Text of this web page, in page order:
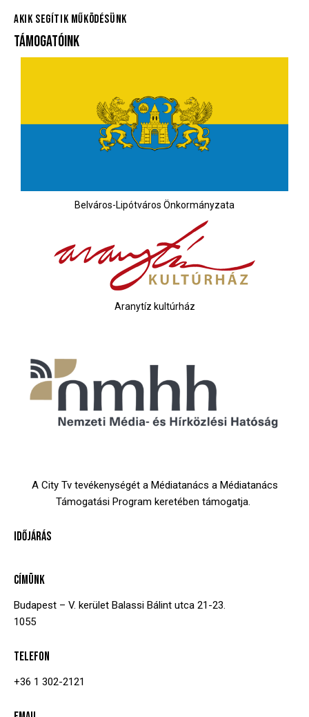
AKIK SEGÍTIK MŰKÖDÉSÜNK
TÁMOGATÓINK
Belváros-Lipótváros Önkormányzata
Aranytíz kultúrház
A City Tv tevékenységét a Médiatanács a Médiatanács
Támogatási Program keretében támogatja.
IDŐJÁRÁS
CÍMÜNK
Budapest – V. kerület Balassi Bálint utca 21-23.
1055
TELEFON
+36 1 302-2121